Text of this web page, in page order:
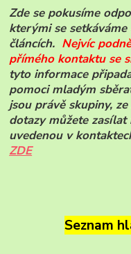
známky ceylonu a Sri Lanky
Novinky známek ČP
Ankety ČP
Jan Sovák
Zde se pokusíme
kterými se
článcích. Nejvíc
přímého kontaktu se
tyto informace
pomoci mladým
jsou právě skupiny,
dotazy můžete
uvedenou v
ZDE
Seznam